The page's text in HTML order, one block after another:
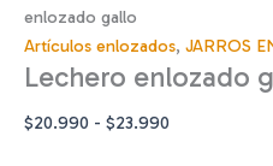
enlozado gallo
Artículos enlozados, JARROS
Lechero enlozado
$20.990 - $23.990